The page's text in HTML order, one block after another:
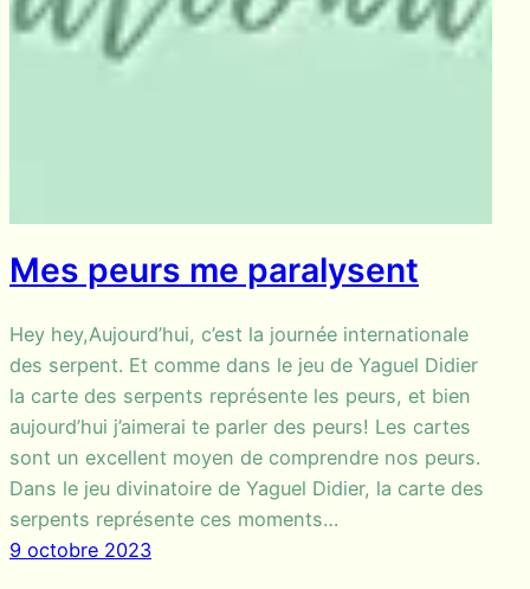
Mes peurs me paralysent
Hey hey,Aujourd’hui, c’est la journée internationale
des serpent. Et comme dans le jeu de Yaguel Didier
la carte des serpents représente les peurs, et bien
aujourd’hui j’aimerai te parler des peurs! Les cartes
sont un excellent moyen de comprendre nos peurs.
Dans le jeu divinatoire de Yaguel Didier, la carte des
serpents représente ces moments…
9 octobre 2023